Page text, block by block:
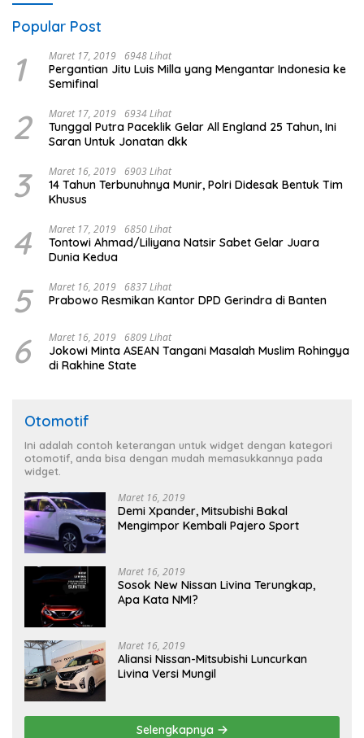
Popular Post
1 Maret 17, 2019 6948 Lihat
Pergantian Jitu Luis Milla yang Mengantar Indonesia ke
Semifinal
2 Maret 17, 2019 6934 Lihat
Tunggal Putra Paceklik Gelar All England 25 Tahun, Ini
Saran Untuk Jonatan dkk
3 Maret 16, 2019 6903 Lihat
14 Tahun Terbunuhnya Munir, Polri Didesak Bentuk Tim
Khusus
4 Maret 17, 2019 6850 Lihat
Tontowi Ahmad/Liliyana Natsir Sabet Gelar Juara
Dunia Kedua
5 Maret 16, 2019 6837 Lihat
Prabowo Resmikan Kantor DPD Gerindra di Banten
6 Maret 16, 2019 6809 Lihat
Jokowi Minta ASEAN Tangani Masalah Muslim Rohingya
di Rakhine State
Otomotif
Ini adalah contoh keterangan untuk widget dengan kategori
otomotif, anda bisa dengan mudah memasukkannya pada
widget.
Maret 16, 2019
Demi Xpander, Mitsubishi Bakal
Mengimpor Kembali Pajero Sport
Maret 16, 2019
Sosok New Nissan Livina Terungkap,
Apa Kata NMI?
Maret 16, 2019
Aliansi Nissan-Mitsubishi Luncurkan
Livina Versi Mungil
Selengkapnya